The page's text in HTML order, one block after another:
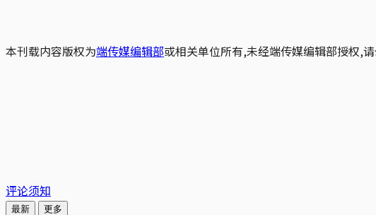
本刊载内容版权为端传媒编辑部或相关单位所有,未经端传媒编辑部授权,
评论须知
最新 更多